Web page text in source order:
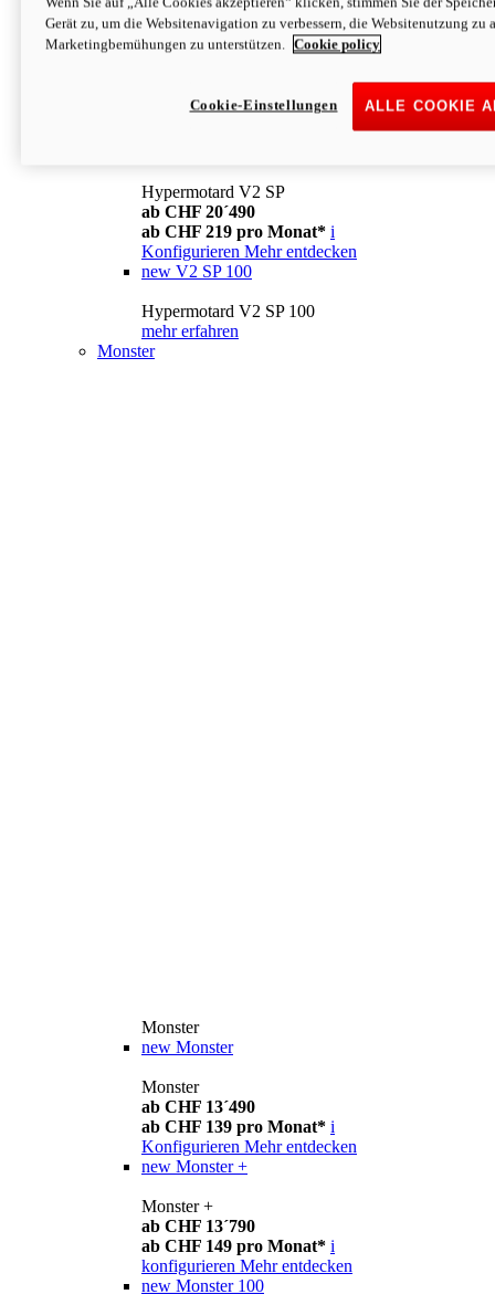
Konfigurieren Mehr entdecken
newV2
ab CHF 169 pro Monat* i
Mehr entdecken
Hypermotard V2 SP
ab CHF 20´490
ab CHF 219 pro Monat* i
Konfigurieren Mehr entdecken
new V2 SP 100
Hypermotard V2 SP 100
mehr erfahren
Monster
Monster
new Monster
Monster
ab CHF 13´490
ab CHF 139 pro Monat* i
Konfigurieren Mehr entdecken
new Monster +
Monster +
ab CHF 13´790
ab CHF 149 pro Monat* i
konfigurieren Mehr entdecken
new Monster 100
Gerät zu, um die Websitenavigation zu verbessern, die Websitenutzung zu
Marketingbemühungen zu unterstützen.
Cookie policy
ALLE COOKIE
Cookie-Einstellungen